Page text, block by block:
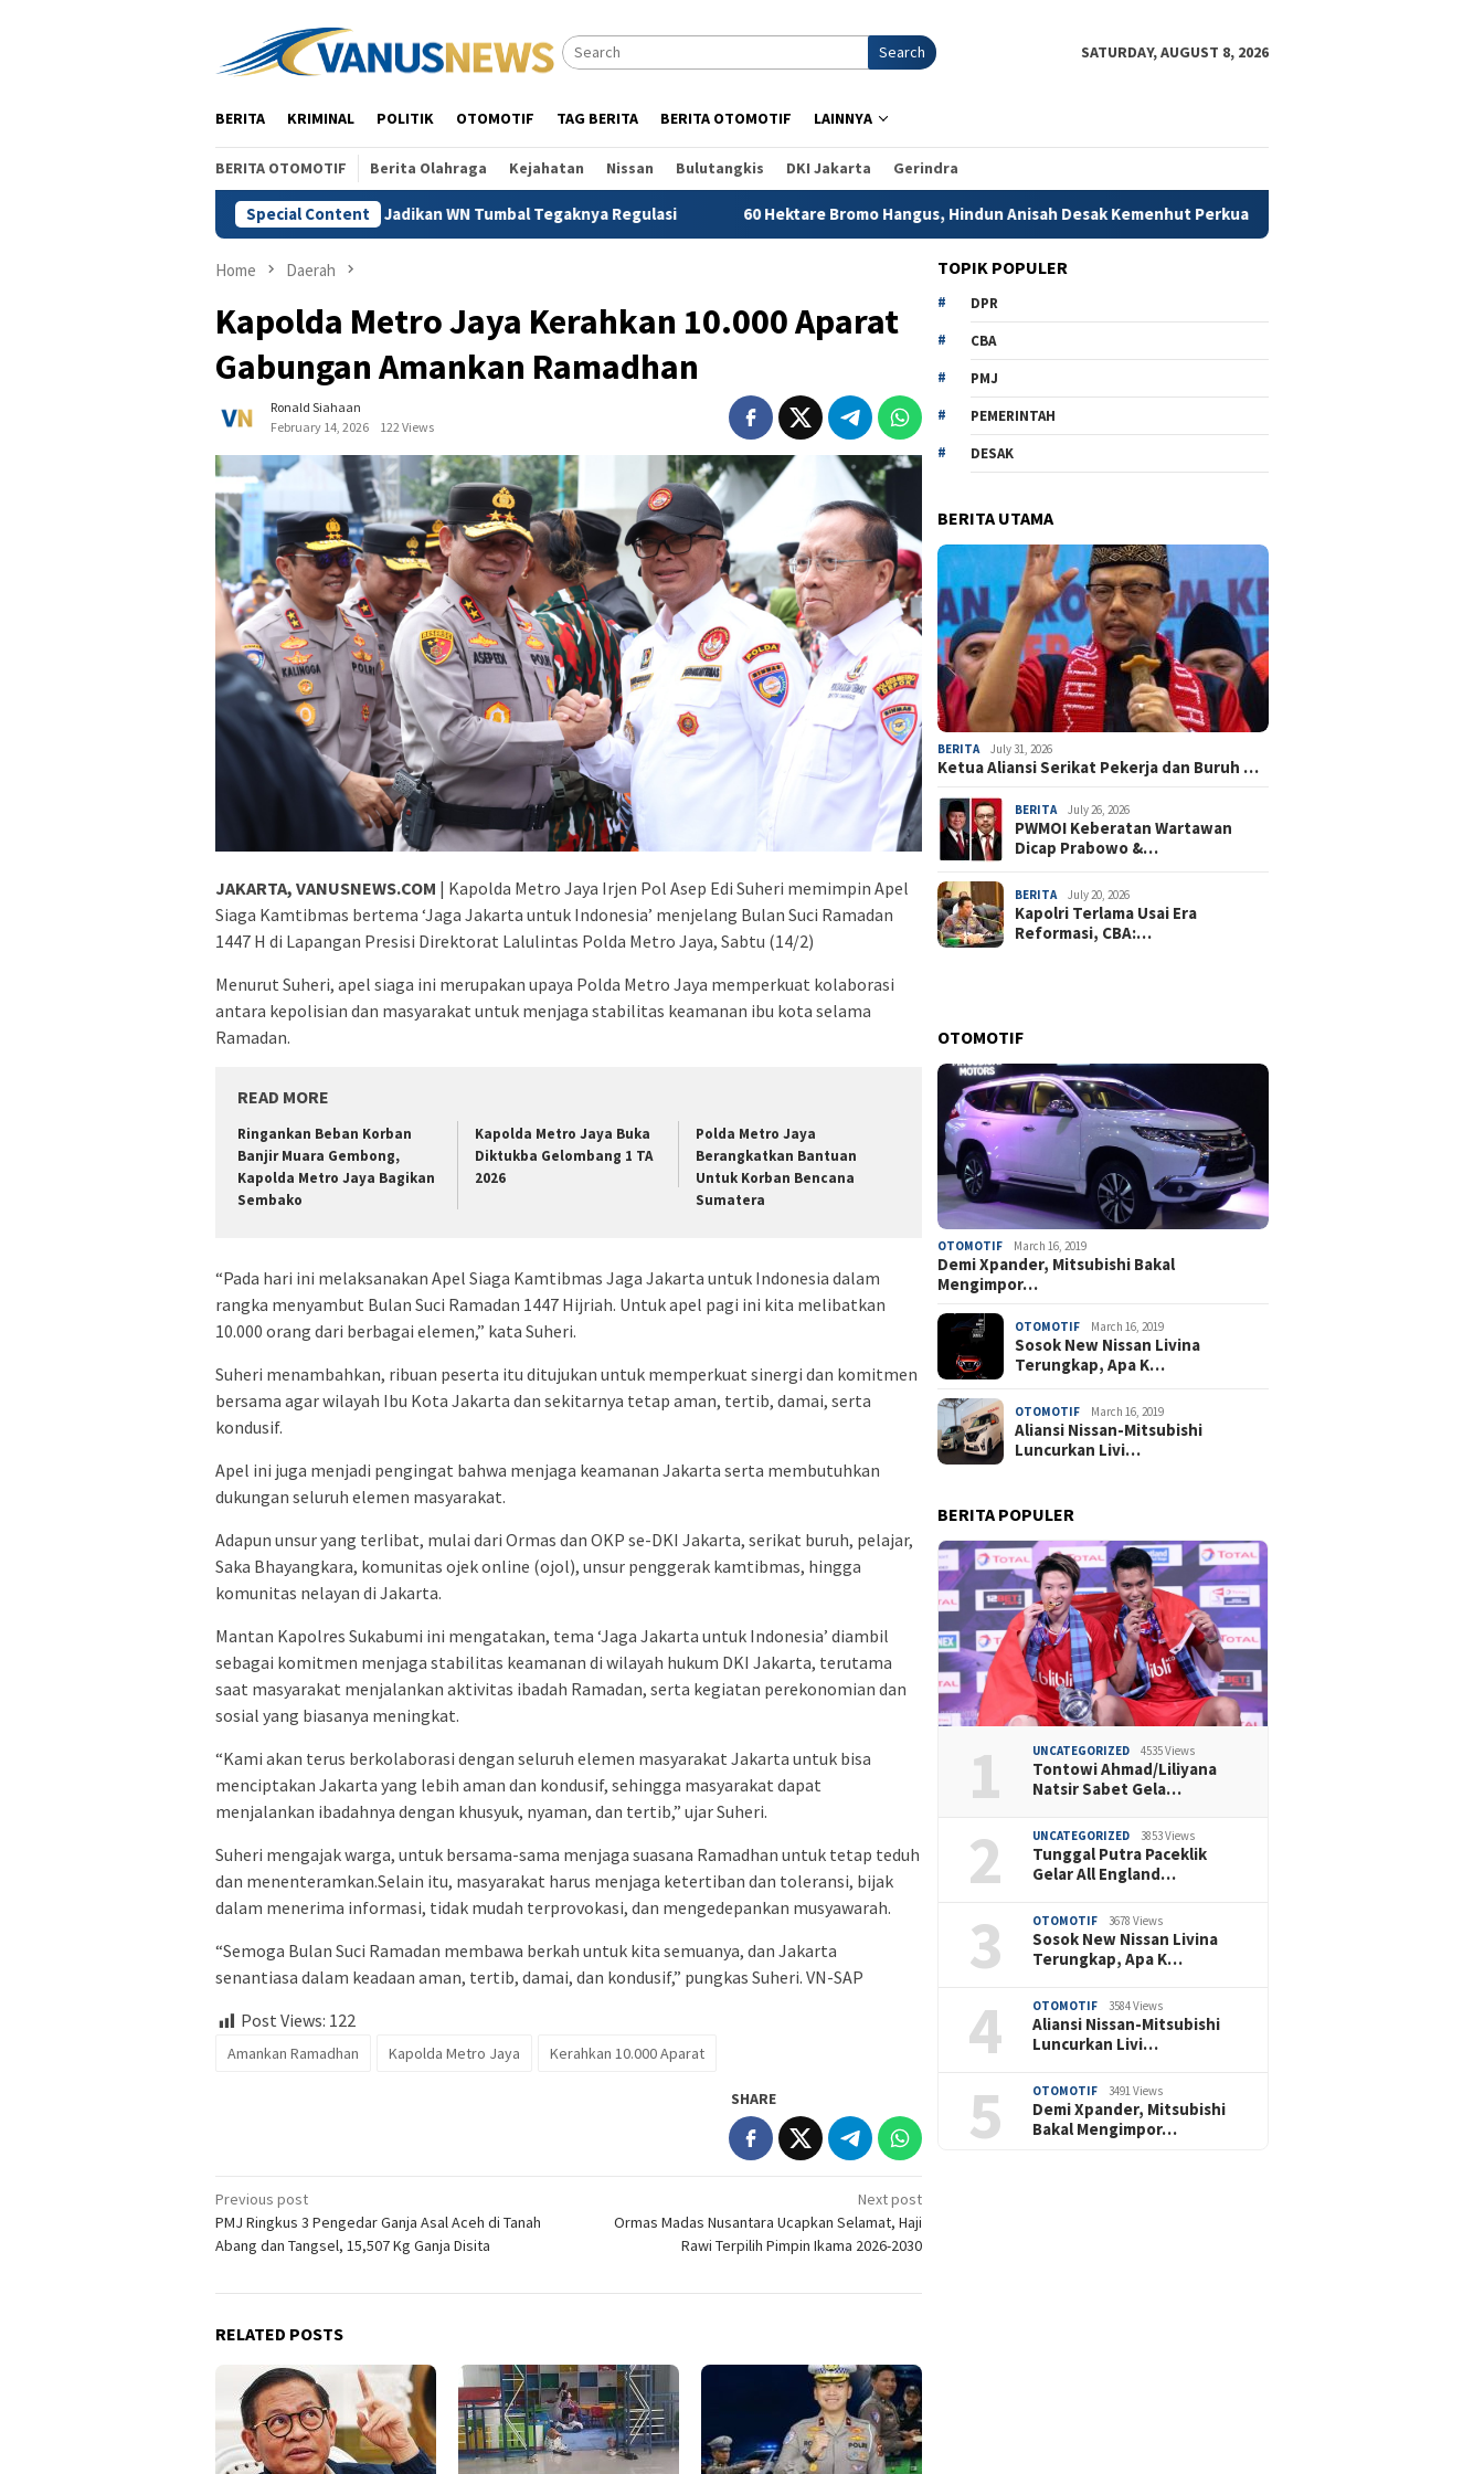
Search SATURDAY, AUGUST 8, 2026
BERITA KRIMINAL POLITIK OTOMOTIF TAG BERITA BERITA OTOMOTIF LAINNYA
BERITA OTOMOTIF Berita Olahraga Kejahatan Nissan Bulutangkis DKI Jakarta Gerindra
Special Content
Vidi Batal Demi Hukum, Jangan Jadikan WN Tumbal Tegaknya Regulasi 60 Hektare Bromo Hangus, Hindun Anisah Desak Kemenhut Perkuat Mitigasi Dini Karhutla
Home Daerah
Kapolda Metro Jaya Kerahkan 10.000 Aparat
Gabungan Amankan Ramadhan
Ronald Siahaan
February 14, 2026
122 Views
JAKARTA, VANUSNEWS.COM | Kapolda Metro Jaya Irjen Pol Asep Edi Suheri memimpin Apel
Siaga Kamtibmas bertema ‘Jaga Jakarta untuk Indonesia’ menjelang Bulan Suci Ramadan
1447 H di Lapangan Presisi Direktorat Lalulintas Polda Metro Jaya, Sabtu (14/2)
Menurut Suheri, apel siaga ini merupakan upaya Polda Metro Jaya memperkuat kolaborasi
antara kepolisian dan masyarakat untuk menjaga stabilitas keamanan ibu kota selama
Ramadan.
READ MORE
Ringankan Beban Korban
Banjir Muara Gembong,
Kapolda Metro Jaya Bagikan
Sembako
Kapolda Metro Jaya Buka
Diktukba Gelombang 1 TA
2026
Polda Metro Jaya
Berangkatkan Bantuan
Untuk Korban Bencana
Sumatera
“Pada hari ini melaksanakan Apel Siaga Kamtibmas Jaga Jakarta untuk Indonesia dalam
rangka menyambut Bulan Suci Ramadan 1447 Hijriah. Untuk apel pagi ini kita melibatkan
10.000 orang dari berbagai elemen,” kata Suheri.
Suheri menambahkan, ribuan peserta itu ditujukan untuk memperkuat sinergi dan komitmen
bersama agar wilayah Ibu Kota Jakarta dan sekitarnya tetap aman, tertib, damai, serta
kondusif.
Apel ini juga menjadi pengingat bahwa menjaga keamanan Jakarta serta membutuhkan
dukungan seluruh elemen masyarakat.
Adapun unsur yang terlibat, mulai dari Ormas dan OKP se-DKI Jakarta, serikat buruh, pelajar,
Saka Bhayangkara, komunitas ojek online (ojol), unsur penggerak kamtibmas, hingga
komunitas nelayan di Jakarta.
Mantan Kapolres Sukabumi ini mengatakan, tema ‘Jaga Jakarta untuk Indonesia’ diambil
sebagai komitmen menjaga stabilitas keamanan di wilayah hukum DKI Jakarta, terutama
saat masyarakat menjalankan aktivitas ibadah Ramadan, serta kegiatan perekonomian dan
sosial yang biasanya meningkat.
“Kami akan terus berkolaborasi dengan seluruh elemen masyarakat Jakarta untuk bisa
menciptakan Jakarta yang lebih aman dan kondusif, sehingga masyarakat dapat
menjalankan ibadahnya dengan khusyuk, nyaman, dan tertib,” ujar Suheri.
Suheri mengajak warga, untuk bersama-sama menjaga suasana Ramadhan untuk tetap teduh
dan menenteramkan.Selain itu, masyarakat harus menjaga ketertiban dan toleransi, bijak
dalam menerima informasi, tidak mudah terprovokasi, dan mengedepankan musyawarah.
“Semoga Bulan Suci Ramadan membawa berkah untuk kita semuanya, dan Jakarta
senantiasa dalam keadaan aman, tertib, damai, dan kondusif,” pungkas Suheri. VN-SAP
Post Views: 122
Amankan Ramadhan Kapolda Metro Jaya Kerahkan 10.000 Aparat
SHARE
Post
navigation
Previous post
PMJ Ringkus 3 Pengedar Ganja Asal Aceh di Tanah
Abang dan Tangsel, 15,507 Kg Ganja Disita
Next post
Ormas Madas Nusantara Ucapkan Selamat, Haji
Rawi Terpilih Pimpin Ikama 2026-2030
RELATED POSTS
TOPIK POPULER
DPR
CBA
PMJ
PEMERINTAH
DESAK
BERITA UTAMA
BERITA July 31, 2026
Ketua Aliansi Serikat Pekerja dan Buruh …
BERITA July 26, 2026
PWMOI Keberatan Wartawan
Dicap Prabowo &…
BERITA July 20, 2026
Kapolri Terlama Usai Era
Reformasi, CBA:…
OTOMOTIF
OTOMOTIF March 16, 2019
Demi Xpander, Mitsubishi Bakal
Mengimpor…
OTOMOTIF March 16, 2019
Sosok New Nissan Livina
Terungkap, Apa K…
OTOMOTIF March 16, 2019
Aliansi Nissan-Mitsubishi
Luncurkan Livi…
BERITA POPULER
1 UNCATEGORIZED 4535 Views
Tontowi Ahmad/Liliyana
Natsir Sabet Gela…
2 UNCATEGORIZED 3853 Views
Tunggal Putra Paceklik
Gelar All England…
3 OTOMOTIF 3678 Views
Sosok New Nissan Livina
Terungkap, Apa K…
4 OTOMOTIF 3584 Views
Aliansi Nissan-Mitsubishi
Luncurkan Livi…
5 OTOMOTIF 3491 Views
Demi Xpander, Mitsubishi
Bakal Mengimpor…